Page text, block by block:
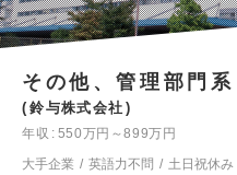
その他、管理部門系
鈴与株式会社
年収
550万円～899万円
大手企業
英語力不問 土日祝休み